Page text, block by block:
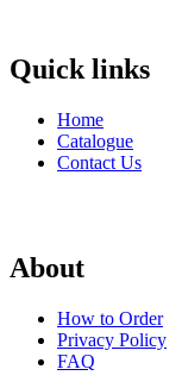
Quick links
Home
Catalogue
Contact Us
About
How to Order
Privacy Policy
FAQ